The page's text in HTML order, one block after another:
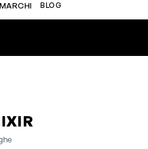
MARCHI BLOG